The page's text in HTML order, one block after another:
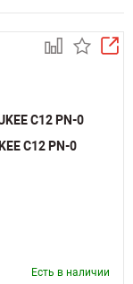
C12 PN-0
Есть в наличии